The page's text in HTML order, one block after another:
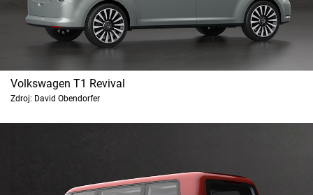
Volkswagen T1 Revival
Zdroj: David Obendorfer